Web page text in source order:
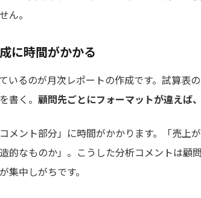
ん。
に時間がかかる
いるのが月次レポートの作成です。試算表
書く。 顧問先ごとにフォーマットが違えば
メント部分」に時間がかかります。「売上
的なものか」。こうした分析コメントは顧
集中しがちです。